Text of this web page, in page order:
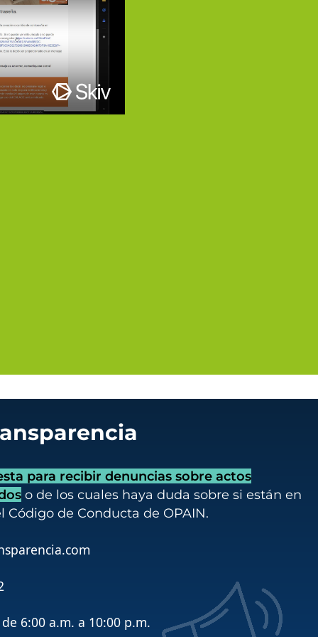
para recibir denuncias sobre actos
o de los cuales haya duda sobre si están en
Código de Conducta de OPAIN.
6:00 a.m. a 10:00 p.m.